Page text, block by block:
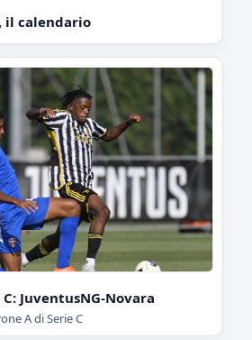
il calendario
JuventusNG-Novara
A di Serie C